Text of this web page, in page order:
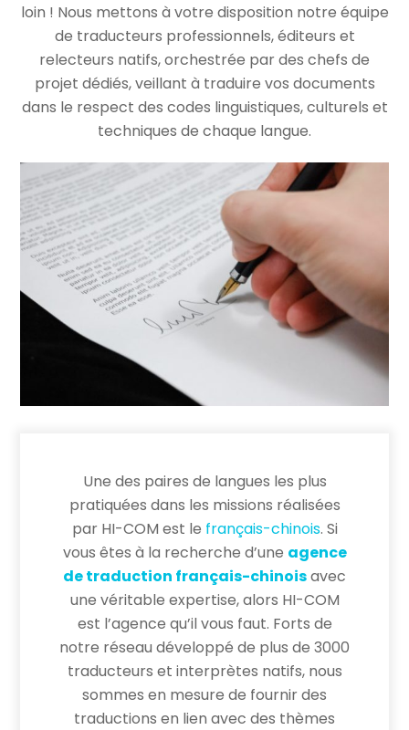
loin ! Nous mettons à votre disposition notre équipe
de traducteurs professionnels, éditeurs et
relecteurs natifs, orchestrée par des chefs de
projet dédiés, veillant à traduire vos documents
dans le respect des codes linguistiques, culturels et
techniques de chaque langue.
Une des paires de langues les plus
pratiquées dans les missions réalisées
par HI-COM est le français-chinois. Si
vous êtes à la recherche d’une agence
de traduction français-chinoisavec
une véritable expertise, alors HI-COM
est l’agence qu’il vous faut. Forts de
notre réseau développé de plus de 3000
traducteurs et interprètes natifs, nous
sommes en mesure de fournir des
traductions en lien avec des thèmes